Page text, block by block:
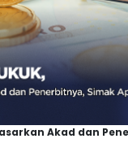
Akad dan